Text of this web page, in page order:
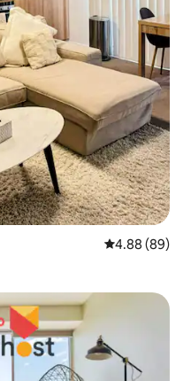
คะแนนเฉลี่ย
4.88 (89)